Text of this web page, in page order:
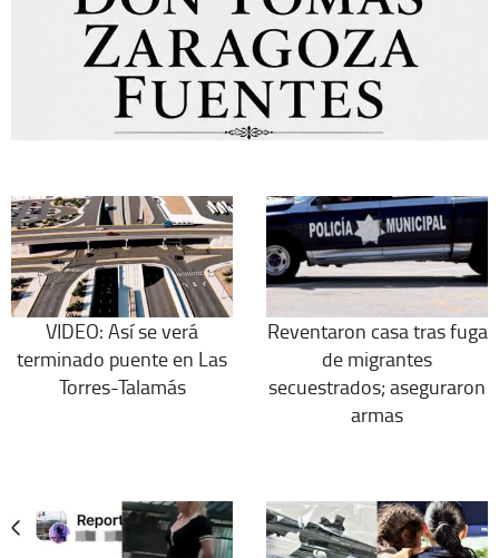
VIDEO: Así se verá
terminado puente en Las
Torres-Talamás
Reventaron casa tras fuga
de migrantes
secuestrados; aseguraron
armas